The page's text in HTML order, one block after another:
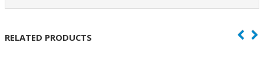
RELATED PRODUCTS